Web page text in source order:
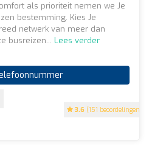
3.6 (151 beoordelingen)
als prioriteit nemen we Je
bestemming. Kies Je
netwerk van meer dan
busreizen... Lees verder